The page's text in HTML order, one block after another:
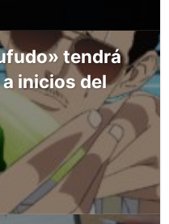
tendrá
inicios del